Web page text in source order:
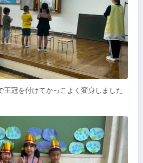
王冠を付けてかっこよく変身しました